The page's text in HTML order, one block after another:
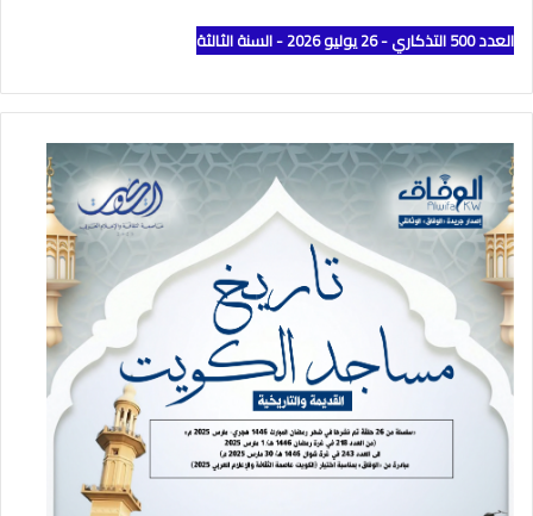
العدد 500 التذكاري - 26 يوليو 2026 - السنة الثالثة